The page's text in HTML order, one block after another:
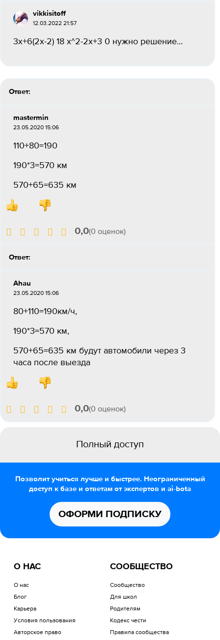
vikkisitoff
12.03.2022 21:57
3x+6(2x-2) 18 x^2-2x+3 0 нужно решение...
Ответ:
mastermin
23.05.2020 15:06
110+80=190
190*3=570 км
570+65=635 км
0,0(0 оценок)
Ответ:
Ahau
23.05.2020 15:06
80+110=190км/ч,
190*3=570 км,
570+65=635 км будут автомобили через 3
часа после выезда
0,0(0 оценок)
Полный доступ
Позволит учиться лучше и быстрее. Неограниченный
доступ к базе и ответам от экспертов и ai-bota
ОФОРМИ ПОДПИСКУ
О НАС
О нас
Блог
Карьера
Условия пользования
Авторское право
СООБЩЕСТВО
Сообщество
Для школ
Родителям
Кодекс чести
Правила сообщества